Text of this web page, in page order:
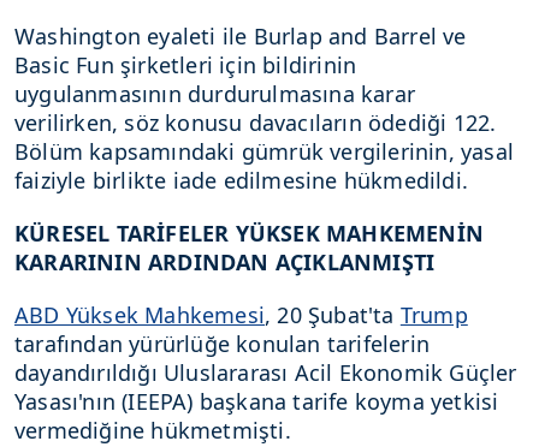
Washington eyaleti ile Burlap and Barrel ve
Basic Fun şirketleri için bildirinin
uygulanmasının durdurulmasına karar
verilirken, söz konusu davacıların ödediği 122.
Bölüm kapsamındaki gümrük vergilerinin, yasal
faiziyle birlikte iade edilmesine hükmedildi.
KÜRESEL TARİFELER YÜKSEK MAHKEMENİN
KARARININ ARDINDAN AÇIKLANMIŞTI
ABD Yüksek Mahkemesi, 20 Şubat'ta Trump
tarafından yürürlüğe konulan tarifelerin
dayandırıldığı Uluslararası Acil Ekonomik Güçler
Yasası'nın (IEEPA) başkana tarife koyma yetkisi
vermediğine hükmetmişti.